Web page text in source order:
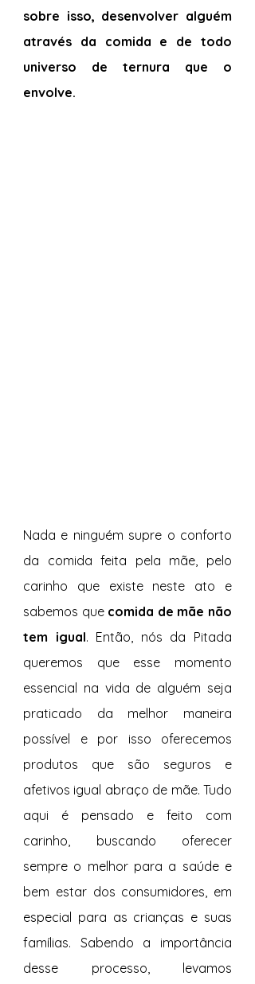
sobre isso, desenvolver alguém
através da comida e de todo
universo de ternura que o
envolve.
Nada e ninguém supre o conforto
da comida feita pela mãe, pelo
carinho que existe neste ato e
sabemos que comida de mãe não
tem igual. Então, nós da Pitada
queremos que esse momento
essencial na vida de alguém seja
praticado da melhor maneira
possível e por isso oferecemos
produtos que são seguros e
afetivos igual abraço de mãe. Tudo
aqui é pensado e feito com
carinho, buscando oferecer
sempre o melhor para a saúde e
bem estar dos consumidores, em
especial para as crianças e suas
famílias. Sabendo a importância
desse processo, levamos